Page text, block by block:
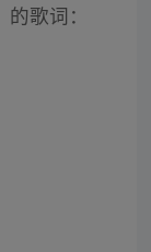
的歌词：